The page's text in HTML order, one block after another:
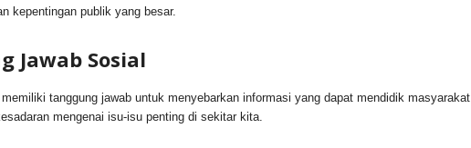
kepentingan publik yang besar.
Jawab Sosial
tanggung jawab untuk menyebarkan informasi yang dapat mendidik masyarakat
mengenai isu-isu penting di sekitar kita.